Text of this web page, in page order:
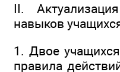
II.
навыков
1. Двое
правила